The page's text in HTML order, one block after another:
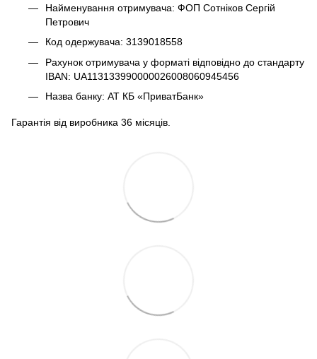
Найменування отримувача: ФОП Сотніков Сергій
Петрович
Код одержувача: 3139018558
Рахунок отримувача у форматі відповідно до стандарту
IBAN: UA113133990000026008060945456
Назва банку: АТ КБ «ПриватБанк»
Гарантія від виробника 36 місяців.